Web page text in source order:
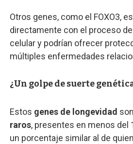
Otros genes, como el FOXO3,
directamente con el proceso
celular y podrían ofrecer
múltiples enfermedades
¿Un golpe de suerte
Estos genes de longevidad son
raros, presentes en menos del
un porcentaje similar al de